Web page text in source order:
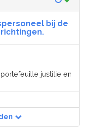
bij de
justitie en